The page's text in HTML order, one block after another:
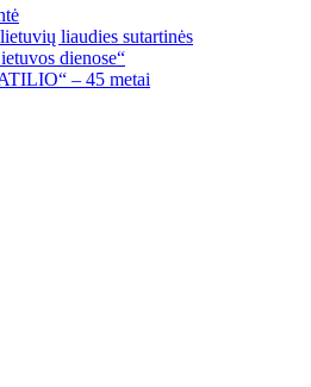
liaudies sutartinės
dienose“
– 45 metai